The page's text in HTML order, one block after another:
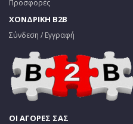
Προσφορές
ΧΟΝΔΡΙΚΗ B2B
Σύνδεση / Εγγραφή
ΟΙ ΑΓΟΡΕΣ ΣΑΣ